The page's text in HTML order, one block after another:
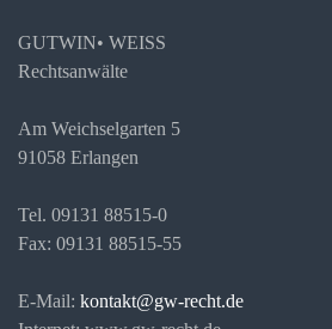
GUTWIN• WEISS
Rechtsanwälte
Am Weichselgarten 5
91058 Erlangen
Tel. 09131 88515-0
Fax: 09131 88515-55
E-Mail: kontakt@gw-recht.de